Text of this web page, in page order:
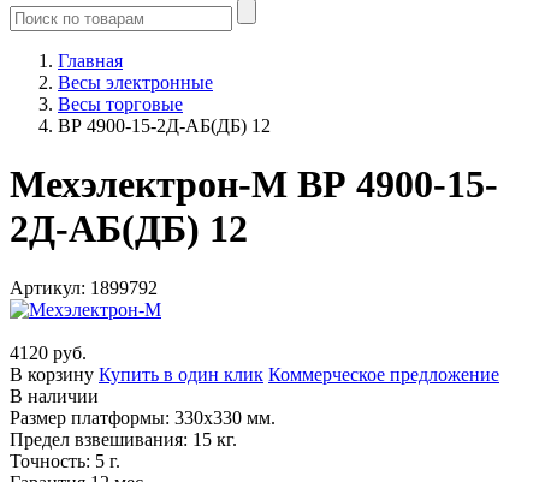
Главная
Весы электронные
Весы торговые
ВР 4900-15-2Д-АБ(ДБ) 12
Мехэлектрон-М ВР 4900-15-
2Д-АБ(ДБ) 12
Артикул: 1899792
4120 руб.
В корзину Купить в один клик Коммерческое предложение
В наличии
Размер платформы: 330х330 мм.
Предел взвешивания: 15 кг.
Точность: 5 г.